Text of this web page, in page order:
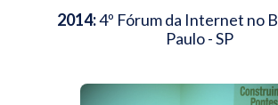
2014:4º Fórum da Internet no
Paulo - SP